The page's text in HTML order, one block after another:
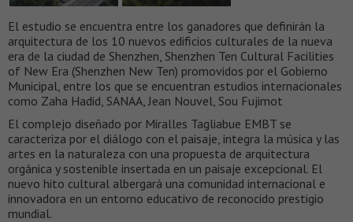
El estudio se encuentra entre los ganadores que definirán la
arquitectura de los 10 nuevos edificios culturales de la nueva
era de la ciudad de Shenzhen, Shenzhen Ten Cultural Facilities
of New Era (Shenzhen New Ten) promovidos por el Gobierno
Municipal, entre los que se encuentran estudios internacionales
como Zaha Hadid, SANAA, Jean Nouvel, Sou Fujimot
El complejo diseñado por Miralles Tagliabue EMBT se
caracteriza por el diálogo con el paisaje, integra la música y las
artes en la naturaleza con una propuesta de arquitectura
orgánica y sostenible insertada en un paisaje excepcional. El
nuevo hito cultural albergará una comunidad internacional e
innovadora en un entorno educativo de reconocido prestigio
mundial.